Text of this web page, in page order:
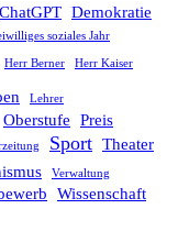
ChatGPT Demokratie
soziales Jahr
Herr Berner Herr Kaiser
Lehrer
Oberstufe Preis
Sport Theater
Verwaltung
Wissenschaft